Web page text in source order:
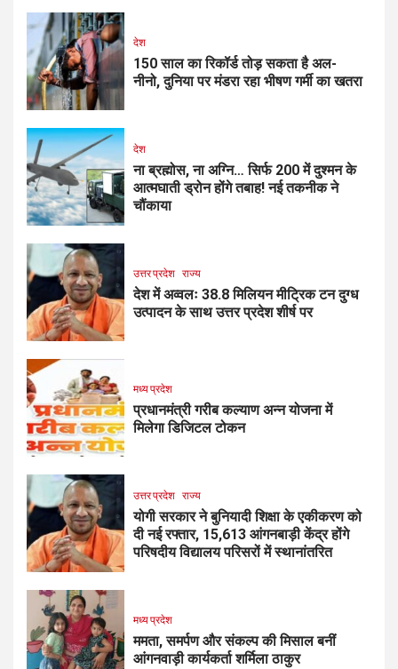
देश
150 साल का रिकॉर्ड तोड़ सकता है अल-
नीनो, दुनिया पर मंडरा रहा भीषण गर्मी का खतरा
देश
ना ब्रह्मोस, ना अग्नि… सिर्फ ₹200 में दुश्मन के
आत्मघाती ड्रोन होंगे तबाह! नई तकनीक ने
चौंकाया
उत्तर प्रदेश राज्य
देश में अव्वलः 38.8 मिलियन मीट्रिक टन दुग्ध
उत्पादन के साथ उत्तर प्रदेश शीर्ष पर
मध्य प्रदेश
प्रधानमंत्री गरीब कल्याण अन्न योजना में
मिलेगा डिजिटल टोकन
उत्तर प्रदेश राज्य
योगी सरकार ने बुनियादी शिक्षा के एकीकरण को
दी नई रफ्तार, 15,613 आंगनबाड़ी केंद्र होंगे
परिषदीय विद्यालय परिसरों में स्थानांतरित
मध्य प्रदेश
ममता, समर्पण और संकल्प की मिसाल बनीं
आंगनवाड़ी कार्यकर्ता शर्मिला ठाकुर